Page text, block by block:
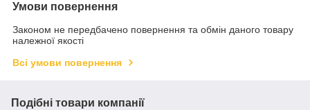
Умови повернення
Законом не передбачено повернення та обмін даного товару
належної якості
Всі умови повернення
Подібні товари компанії